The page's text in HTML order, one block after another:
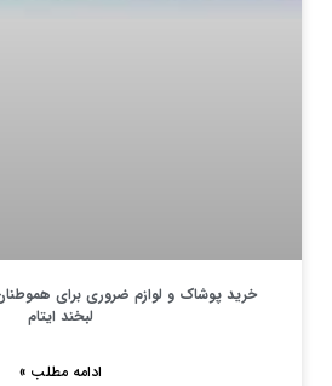
خرید پوشاک و لوازم ضروری برای
لبخند ایتام
ادامه مطلب »